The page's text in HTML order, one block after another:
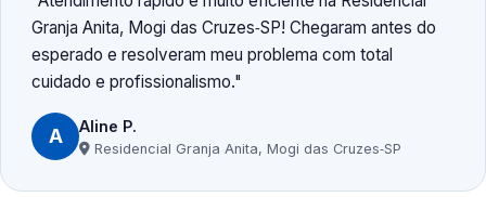
Granja Anita, Mogi das Cruzes‑SP! Chegaram antes do
esperado e resolveram meu problema com total
cuidado e profissionalismo.
A Aline P.
Residencial Granja Anita, Mogi das Cruzes‑SP